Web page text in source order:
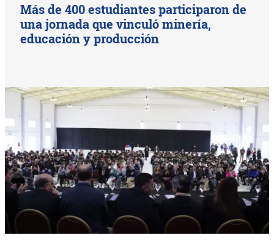
Más de 400 estudiantes participaron de
una jornada que vinculó minería,
educación y producción